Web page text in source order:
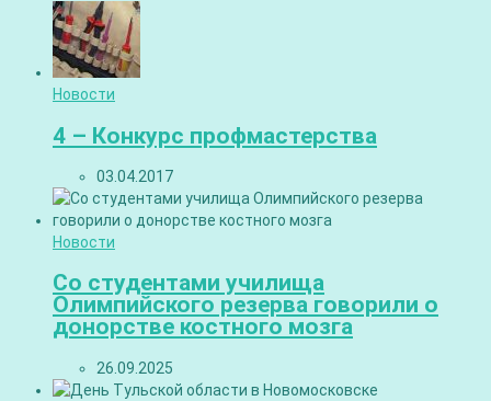
Новости
4 – Конкурс профмастерства
03.04.2017
Новости
Со студентами училища
Олимпийского резерва говорили о
донорстве костного мозга
26.09.2025